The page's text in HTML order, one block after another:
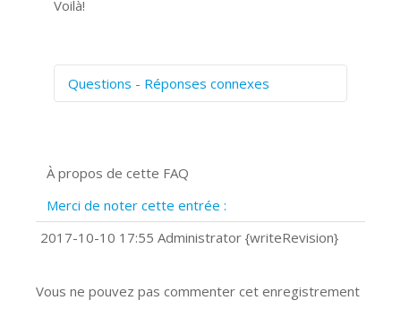
Voilà!
Questions - Réponses connexes
Prise de vue 360°
?
Comment installer Google Chrome ?
À propos de cette FAQ
Merci de noter cette entrée :
2017-10-10 17:55 Administrator {writeRevision}
Vous ne pouvez pas commenter cet enregistrement